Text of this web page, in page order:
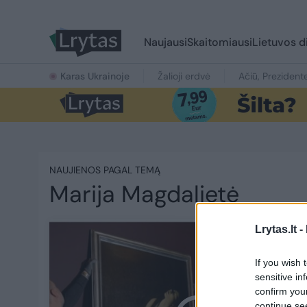
Lrytas.lt -
If you wish
sensitive
confirm
NaujausiSkaitomiausiLietuvos
Karas Ukrainoje Žalioji erdvė Ačiū,
NAUJIENOS PAGAL TEMĄ
Marija Magdalietė